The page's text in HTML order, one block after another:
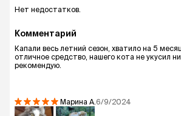
Нет недостатков.
Комментарий
Капали весь летний сезон, хватило на 5
отличное средство, нашего кота не укусил
рекомендую.
Марина А. 6/9/2024